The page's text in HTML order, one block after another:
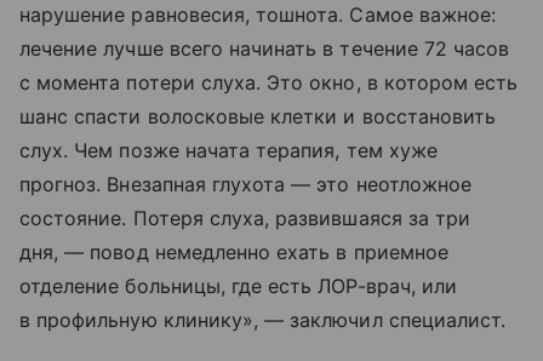
нарушение равновесия, тошнота. Самое важное:
лечение лучше всего начинать в течение 72 часов
с момента потери слуха. Это окно, в котором есть
шанс спасти волосковые клетки и восстановить
слух. Чем позже начата терапия, тем хуже
прогноз. Внезапная глухота — это неотложное
состояние. Потеря слуха, развившаяся за три
дня, — повод немедленно ехать в приемное
отделение больницы, где есть ЛОР-врач, или
в профильную клинику», — заключил специалист.